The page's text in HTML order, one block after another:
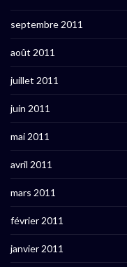
septembre 2011
août 2011
juillet 2011
juin 2011
mai 2011
avril 2011
mars 2011
février 2011
janvier 2011